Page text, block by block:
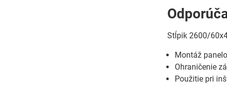
Stĺpik 2600/
Montáž
Ohraničenie
Použitie pri